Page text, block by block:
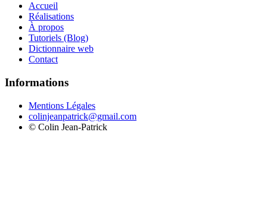
Accueil
Réalisations
À propos
Tutoriels (Blog)
Dictionnaire web
Contact
Informations
Mentions Légales
colinjeanpatrick@gmail.com
© Colin Jean-Patrick